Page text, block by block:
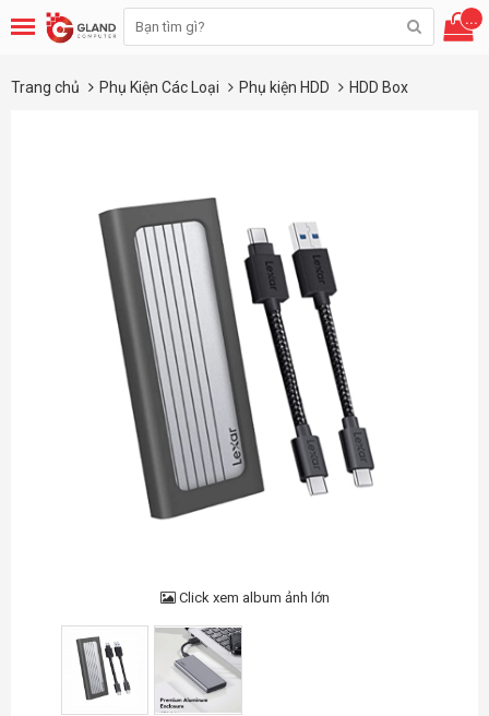
...
Trang chủ Phụ Kiện Các Loại Phụ kiện HDD HDD Box
Click xem album ảnh lớn